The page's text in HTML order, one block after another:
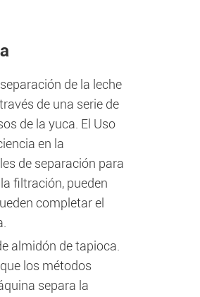
de la leche
de una serie de
de la yuca. El Uso
en la
de separación para
filtración, pueden
completar el
almidón de tapioca.
los métodos
separa la